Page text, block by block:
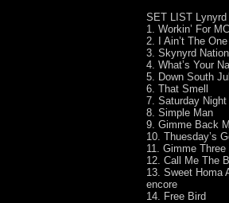
SET LIST Lynyrd
1. Workin’ For
2. I Ain’t The One
3. Skynyrd Nation
4. What’s Your
5. Down South
6. That Smell
7. Saturday Night
8. Simple Man
9. Gimme Back
10. Thuesday’s
11. Gimme Three
12. Call Me The
13. Sweet Homa
encore
14. Free Bird